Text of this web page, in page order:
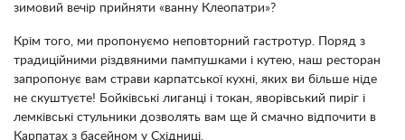
зимовий вечір прийняти «ванну Клеопатри»?
Крім того, ми пропонуємо неповторний гастротур. Поряд з
традиційними різдвяними пампушками і кутею, наш ресторан
запропонує вам страви карпатської кухні, яких ви більше ніде
не скуштуєте! Бойківські лиганці і токан, яворівський пиріг і
лемківські стульники дозволять вам ще й смачно відпочити в
Карпатах з басейном у Східниці.